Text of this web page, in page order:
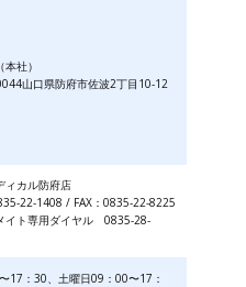
社）
山口県防府市佐波2丁目10-12
ィカル防府店
22-1408 / FAX：0835-22-8225
イト専用ダイヤル 0835-28-
17：30、土曜日09：00〜17：